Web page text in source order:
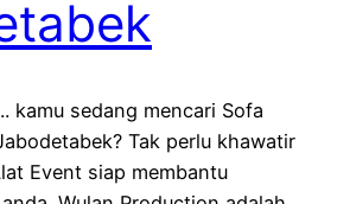
kamu sedang mencari Sofa
Tak perlu khawatir
Event siap membantu